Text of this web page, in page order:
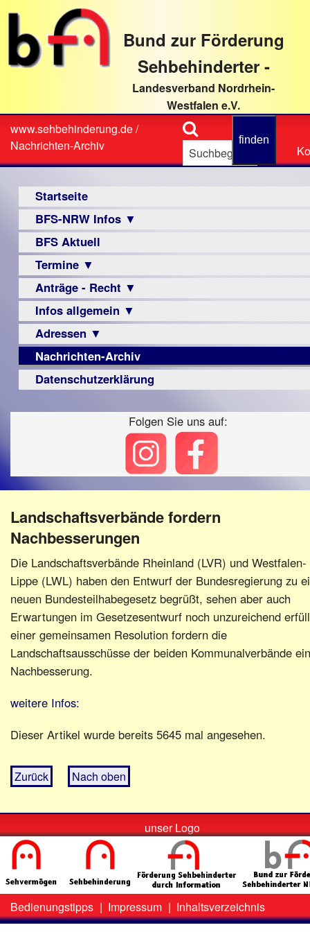
direkt
Textinhalt
Bund zur Förderung
Sehbehinderter -
Landesverband Nordrhein-
Westfalen e.V.
Sie
sind
www.sehbehinderung.de/
Nachrichten-Archiv
Suche
Startseite
BFS-NRW Infos ▼
Über
uns
Infomaterial
▼
Visus
Zeitschrift
LPF-
Broschüre
Mac
Berichte
▼
Archiv
Berichte
Vorstand
Satzung
Fördern/Spenden
e.V.
BFS Aktuell
Termine ▼
Veranstaltungsprogramme
Anträge - Recht ▼
Archiv
Urteile
Infos allgemein ▼
Sehbehinderung
Frühförderung
Schule
–
Hilfsmittel
-
PC
Adressen ▼
Augenoptiker
Berufsbildungswerke
Familienratgeber
Verbände
Nachrichten-Archiv
Datenschutzerklärung
Folgen Sie uns auf:
Landschaftsverbände fordern
Nachbesserungen
Die Landschaftsverbände Rheinland (LVR) und Westfalen-
Lippe (LWL) haben den Entwurf der Bundesregierung zu
neuen Bundesteilhabegesetz begrüßt, sehen aber auch
Erwartungen im Gesetzesentwurf noch unzureichend
einer gemeinsamen Resolution fordern die
Landschaftsausschüsse der beiden Kommunalverbände
Nachbesserung.
weitere Infos:
Dieser Artikel wurde bereits 5645 mal angesehen.
Zurück Nach oben
unser Logo
Zweit-
Menü
Bedienungstipps | Impressum | Inhaltsverzeichnis